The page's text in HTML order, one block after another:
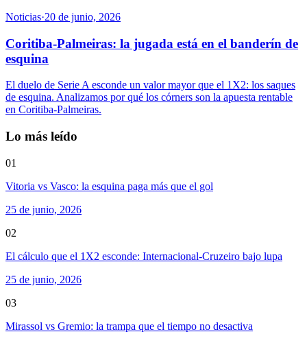
Noticias·20 de junio, 2026
Coritiba-Palmeiras: la jugada está en el banderín de
esquina
El duelo de Serie A esconde un valor mayor que el 1X2: los saques
de esquina. Analizamos por qué los córners son la apuesta rentable
en Coritiba-Palmeiras.
Lo más leído
01
Vitoria vs Vasco: la esquina paga más que el gol
25 de junio, 2026
02
El cálculo que el 1X2 esconde: Internacional-Cruzeiro bajo lupa
25 de junio, 2026
03
Mirassol vs Gremio: la trampa que el tiempo no desactiva